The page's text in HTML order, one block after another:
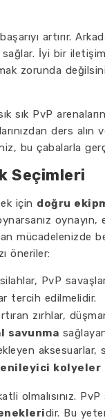
artırır.
İyi bir
zorunda
sık PvP
ders alın
bu çabalarla
Seçimleri
için doğru
oynayın,
mücadelenizde
öneriler:
PvP
tercih edilmelidir.
zırhlar,
savunma
aksesuarlar,
kolyeler
olmalısınız.
dir. Bu